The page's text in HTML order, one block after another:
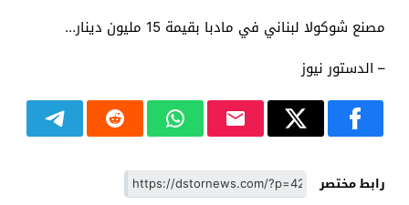
مصنع شوكولا لبناني في مادبا بقيمة 15 مليون دينار…
– الدستور نيوز
رابط مختصر